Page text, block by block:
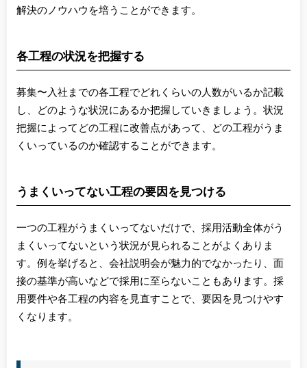
解決のノウハウを培うことができます。
各工程の状況を把握する
募集〜入社までの各工程でどれくらいの人数がいるか記載
し、どのような状況にあるか把握していきましょう。状況
把握によってどの工程に改善点があって、どの工程がうま
くいっているのか確認することができます。
うまくいってない工程の要因を見つける
一つの工程がうまくいってないだけで、採用活動全体がう
まくいってないという状況が見られることがよくありま
す。例を挙げると、会社説明会が魅力的でなかったり、面
接の基準が高いなどで採用に至らないこともあります。採
用要件や各工程の内容を見直すことで、要因を見つけやす
くなります。